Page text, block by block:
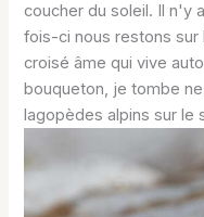
coucher du soleil. Il n'y
fois-ci nous restons sur
croisé âme qui vive
bouqueton, je tombe
lagopèdes alpins sur le